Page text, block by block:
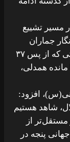
مسیر تشییع
جماران
گفت: به نظر من باید گفت بزرگترین میراثی که از پس ۳۷
همدلی،
افزود:
شاهد هستیم
مستقل‌تر از
پنجه در